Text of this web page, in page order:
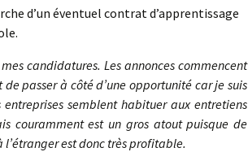
d’un éventuel contrat d’apprentissage
candidatures. Les annonces commencent
de passer à côté d’une opportunité car je suis
semblent habituer aux entretiens
couramment est un gros atout puisque de
l’étranger est donc très profitable.